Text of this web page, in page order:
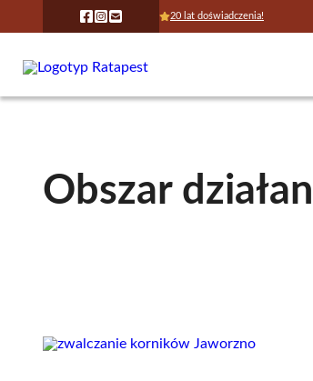
20 lat doświadczenia!
Obszar